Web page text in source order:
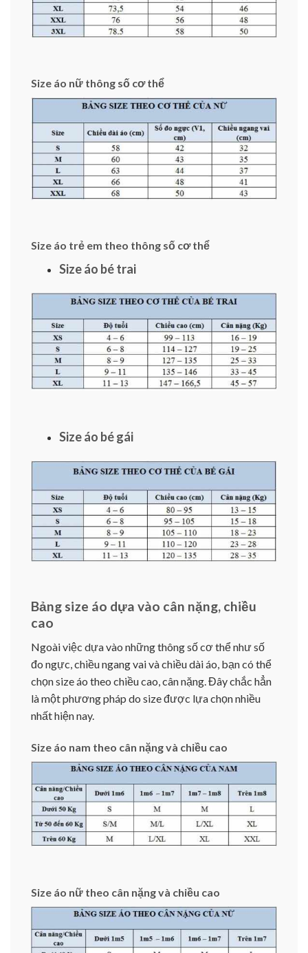
Size áo nữ thông số cơ thể
Size áo trẻ em theo thông số cơ thể
Size áo bé trai
Size áo bé gái
Bảng size áo dựa vào cân nặng, chiều
cao
Ngoài việc dựa vào những thông số cơ thể như số
đo ngực, chiều ngang vai và chiều dài áo, bạn có thể
chọn size áo theo chiều cao, cân nặng. Đây chắc hẳn
là một phương pháp do size được lựa chọn nhiều
nhất hiện nay.
Size áo nam theo cân nặng và chiều cao
Size áo nữ theo cân nặng và chiều cao